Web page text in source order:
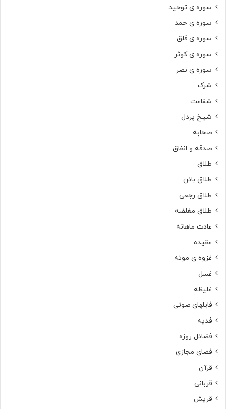
سوره ی توحید
سوره ی حمد
سوره ی فلق
سوره ی کوثر
سوره ی نصر
شرک
شفاعت
شیخ پردل
صحابه
صدقه و انفاق
طلاق
طلاق بائن
طلاق رجعی
طلاق مغلضه
عادت ماهانه
عقیده
غزوه ی موته
غسل
غلیظه
فایلهای صوتی
فدیه
فضائل روزه
فضای مجازی
قرآن
قربانی
قریش